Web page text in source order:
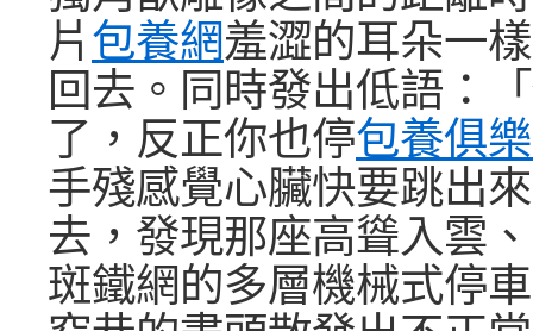
片包養網羞澀的耳朵一
回去。同時發出低語：
了，反正你也停包養俱
手殘感覺心臟快要跳出
去，發現那座高聳入雲
斑鐵網的多層機械式停